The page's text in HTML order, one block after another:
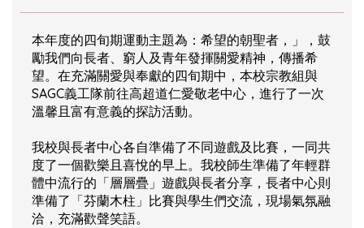
本年度的四旬期運動主題為：希望的朝聖者，」，鼓
勵我們向長者、窮人及青年發揮關愛精神，傳播希
望。在充滿關愛與奉獻的四旬期中，本校宗教組與
SAGC義工隊前往高超道仁愛敬老中心，進行了一次
溫馨且富有意義的探訪活動。
我校與長者中心各自準備了不同遊戲及比賽，一同共
度了一個歡樂且喜悅的早上。我校師生準備了年輕群
體中流行的「層層疊」遊戲與長者分享，長者中心則
準備了「芬蘭木柱」比賽與學生們交流，現場氣氛融
洽，充滿歡聲笑語。